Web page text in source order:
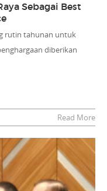
Sebagai Best
rutin tahunan untuk
diberikan
Read More